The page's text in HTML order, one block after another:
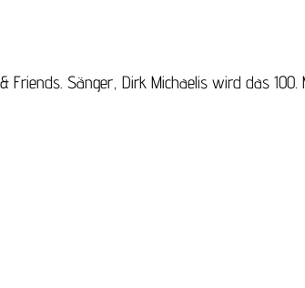
Friends. Sänger, Dirk Michaelis wird das 100.